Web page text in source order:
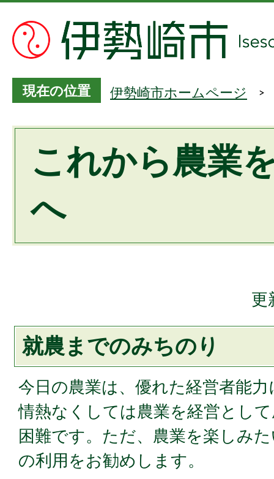
現在の位置 伊勢崎市ホームページ
これから農業
へ
更
就農までのみちのり
今日の農業は、優れた経営者能
情熱なくしては農業を経営とし
困難です。ただ、農業を楽しみ
の利用をお勧めします。